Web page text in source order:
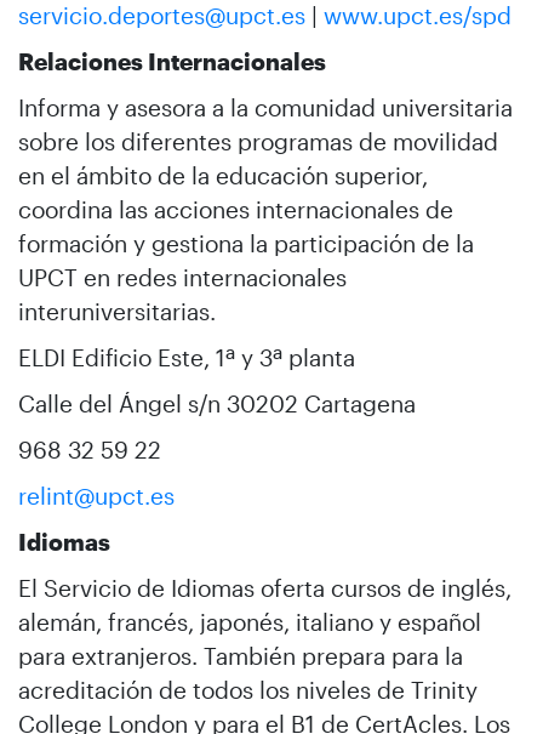
servicio.deportes@upct.es | www.upct.es/spd
Relaciones Internacionales
Informa y asesora a la comunidad universitaria
sobre los diferentes programas de movilidad
en el ámbito de la educación superior,
coordina las acciones internacionales de
formación y gestiona la participación de la
UPCT en redes internacionales
interuniversitarias.
ELDI Edificio Este, 1ª y 3ª planta
Calle del Ángel s/n 30202 Cartagena
968 32 59 22
relint@upct.es
Idiomas
El Servicio de Idiomas oferta cursos de inglés,
alemán, francés, japonés, italiano y español
para extranjeros. También prepara para la
acreditación de todos los niveles de Trinity
College London y para el B1 de CertAcles. Los